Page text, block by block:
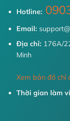
Hotline:
Email:
Địa chỉ: 176A/
Minh
Xem bản đồ chỉ
Thời gian làm